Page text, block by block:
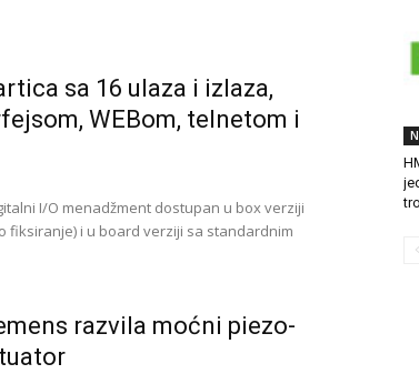
sa 16 ulaza i izlaza,
WEBom, telnetom i
I/O menadžment dostupan u box verziji
fiksiranje) i u board verziji sa standardnim
razvila moćni piezo-